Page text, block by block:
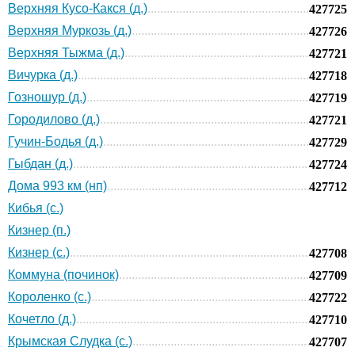
Верхняя Кусо-Какся (д.)
427725
Верхняя Муркозь (д.)
427726
Верхняя Тыжма (д.)
427721
Вичурка (д.)
427718
Гозношур (д.)
427719
Городилово (д.)
427721
Гучин-Бодья (д.)
427729
Гыбдан (д.)
427724
Дома 993 км (нп)
427712
Кибья (с.)
Кизнер (п.)
Кизнер (с.)
427708
Коммуна (починок)
427709
Короленко (с.)
427722
Кочетло (д.)
427710
Крымская Слудка (с.)
427707